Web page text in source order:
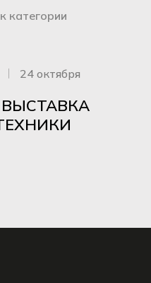
категории
24 октября
ВЫСТАВКА